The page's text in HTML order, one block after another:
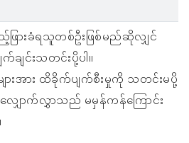
းခံရသူတစ်ဦးဖြစ်မည်ဆိုလျှင်
က်ချင်းသတင်းပို့ပါ။
အား ထိခိုက်ပျက်စီးမှုကို သတင်းမပို့
ျှောက်လွှာသည် မမှန်ကန်ကြောင်း